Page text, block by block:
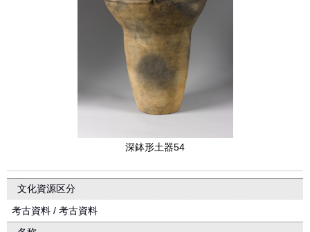
深鉢形土器54
文化資源区分
考古資料 / 考古資料